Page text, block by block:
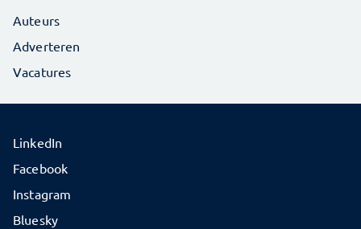
Auteurs
Adverteren
Vacatures
LinkedIn
Facebook
Instagram
Bluesky